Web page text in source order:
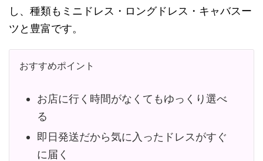
し、種類もミニドレス・ロングドレス・キャバスー
ツと豊富です。
おすすめポイント
お店に行く時間がなくてもゆっくり選べ
る
即日発送だから気に入ったドレスがすぐ
に届く